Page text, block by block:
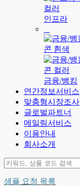
인프라
금융/뱅킹
연간정보서비스
맞춤형시장조사
글로벌파트너
메일링서비스
이용안내
회사소개
샘플 요청 목록